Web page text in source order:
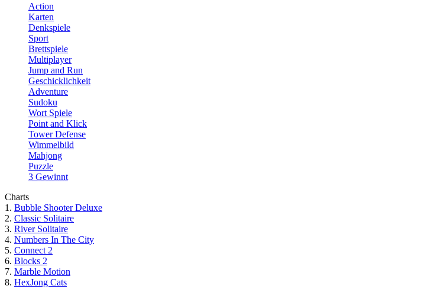
Action
Karten
Denkspiele
Sport
Brettspiele
Multiplayer
Jump and Run
Geschicklichkeit
Adventure
Sudoku
Wort Spiele
Point and Klick
Tower Defense
Wimmelbild
Mahjong
Puzzle
3 Gewinnt
Charts
1. Bubble Shooter Deluxe
2. Classic Solitaire
3. River Solitaire
4. Numbers In The City
5. Connect 2
6. Blocks 2
7. Marble Motion
8. HexJong Cats